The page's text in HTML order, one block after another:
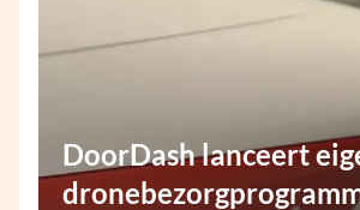
DoorDash lanceert